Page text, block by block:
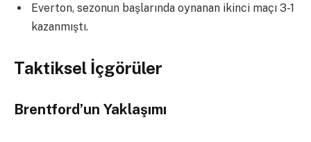
Everton, sezonun başlarında oynanan ikinci maçı 3-1
kazanmıştı.
Taktiksel İçgörüler
Brentford’un Yaklaşımı